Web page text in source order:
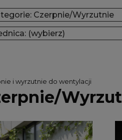
Czerpnie/Wyrzutnie
(wybierz)
i wyrzutnie do wentylacji